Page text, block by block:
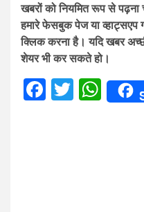
खबरों को नियमित रूप से पढ़ना
हमारे फेसबुक पेज या
क्लिक करना है। यदि खबर
शेयर भी कर सकते हो।
Facebook
Twitter